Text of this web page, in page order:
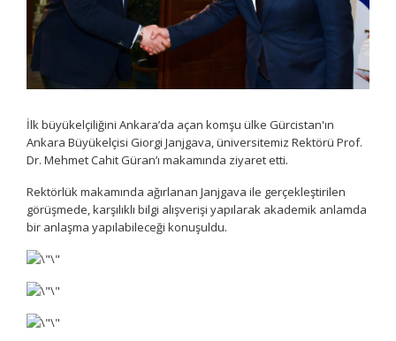
İlk büyükelçiliğini Ankara’da açan komşu ülke Gürcistan'ın
Ankara Büyükelçisi Giorgi Janjgava, üniversitemiz Rektörü Prof.
Dr. Mehmet Cahit Güran’ı makamında ziyaret etti.
Rektörlük makamında ağırlanan Janjgava ile gerçekleştirilen
görüşmede, karşılıklı bilgi alışverişi yapılarak akademik anlamda
bir anlaşma yapılabileceği konuşuldu.